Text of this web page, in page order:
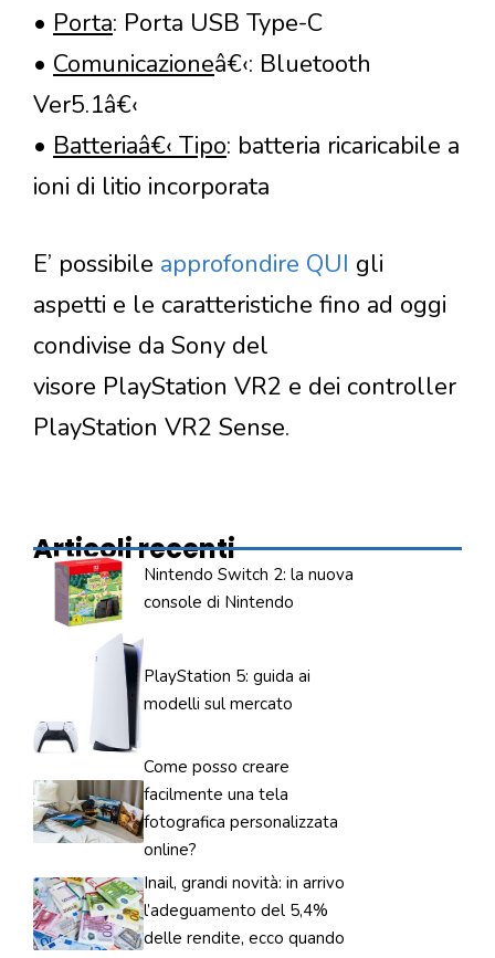
• Porta: Porta USB Type-C
• Comunicazioneâ€‹: Bluetooth
Ver5.1â€‹
• Batteriaâ€‹ Tipo: batteria ricaricabile a
ioni di litio incorporata
E’ possibile approfondire QUI gli
aspetti e le caratteristiche fino ad oggi
condivise da Sony del
visore PlayStation VR2 e dei controller
PlayStation VR2 Sense.
Articoli recenti
Nintendo Switch 2: la nuova
console di Nintendo
PlayStation 5: guida ai
modelli sul mercato
Come posso creare
facilmente una tela
fotografica personalizzata
online?
Inail, grandi novità: in arrivo
l’adeguamento del 5,4%
delle rendite, ecco quando